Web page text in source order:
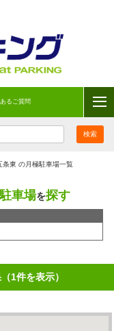
るご質問
条東 の月極駐車場一覧
車場を探す
1件を表示）